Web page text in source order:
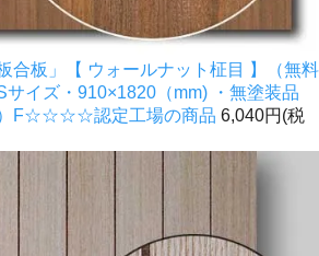
合板」【 ウォールナット柾目 】（無料
サイズ・910×1820（mm) ・無塗装品
）F☆☆☆☆認定工場の商品 6,040円(税